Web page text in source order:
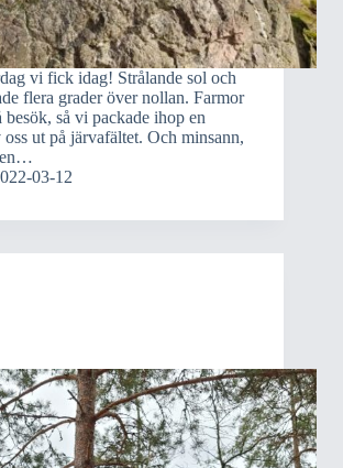
vi fick idag! Strålande sol och
flera grader över nollan. Farmor
så vi packade ihop en
ut på järvafältet. Och minsann,
03-12